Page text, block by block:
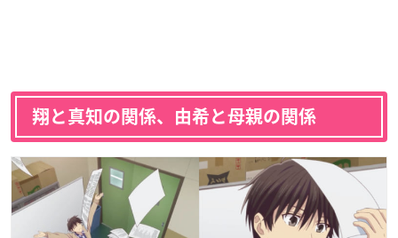
翔と真知の関係、由希と母親の関係